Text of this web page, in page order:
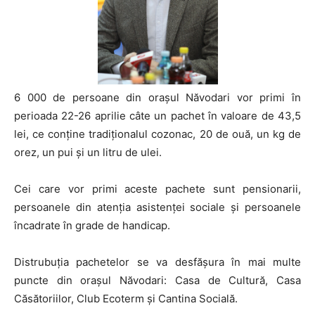
6 000 de persoane din oraşul Năvodari vor primi în
perioada 22-26 aprilie câte un pachet în valoare de 43,5
lei, ce conţine tradiţionalul cozonac, 20 de ouă, un kg de
orez, un pui şi un litru de ulei.
Cei care vor primi aceste pachete sunt pensionarii,
persoanele din atenţia asistenţei sociale şi persoanele
încadrate în grade de handicap.
Distrubuţia pachetelor se va desfăşura în mai multe
puncte din oraşul Năvodari: Casa de Cultură, Casa
Căsătoriilor, Club Ecoterm şi Cantina Socială.